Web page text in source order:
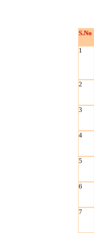
S.No
1
2
3
4
5
6
7